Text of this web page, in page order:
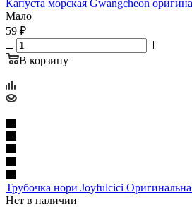
Капуста морская Gwangcheon
Мало
59 ₽
В корзину
Трубочка нори Joyfulcici
Нет в наличии